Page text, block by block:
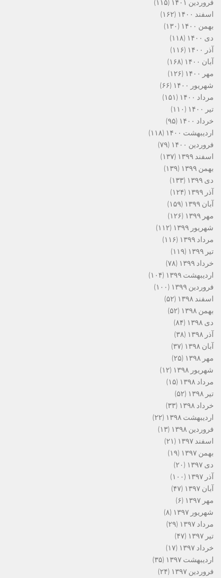
فروردین ۱۴۰۱
(۱۱۵)
اسفند ۱۴۰۰
(۱۶۲)
بهمن ۱۴۰۰
(۱۳۰)
دی ۱۴۰۰
(۱۱۸)
آذر ۱۴۰۰
(۱۱۶)
آبان ۱۴۰۰
(۱۶۸)
مهر ۱۴۰۰
(۱۲۶)
شهریور ۱۴۰۰
(۶۶)
مرداد ۱۴۰۰
(۱۵۱)
تیر ۱۴۰۰
(۱۱۰)
خرداد ۱۴۰۰
(۹۵)
اردیبهشت ۱۴۰۰
(۱۱۸)
فروردین ۱۴۰۰
(۷۹)
اسفند ۱۳۹۹
(۱۳۷)
بهمن ۱۳۹۹
(۱۳۹)
دی ۱۳۹۹
(۱۳۳)
آذر ۱۳۹۹
(۱۲۴)
آبان ۱۳۹۹
(۱۵۹)
مهر ۱۳۹۹
(۱۲۶)
شهریور ۱۳۹۹
(۱۱۲)
مرداد ۱۳۹۹
(۱۱۶)
تیر ۱۳۹۹
(۱۱۹)
خرداد ۱۳۹۹
(۷۸)
اردیبهشت ۱۳۹۹
(۱۰۴)
فروردین ۱۳۹۹
(۱۰۰)
اسفند ۱۳۹۸
(۵۲)
بهمن ۱۳۹۸
(۵۲)
دی ۱۳۹۸
(۸۴)
آذر ۱۳۹۸
(۳۸)
آبان ۱۳۹۸
(۳۷)
مهر ۱۳۹۸
(۲۵)
شهریور ۱۳۹۸
(۱۲)
مرداد ۱۳۹۸
(۱۵)
تیر ۱۳۹۸
(۵۲)
خرداد ۱۳۹۸
(۳۳)
اردیبهشت ۱۳۹۸
(۲۲)
فروردین ۱۳۹۸
(۱۳)
اسفند ۱۳۹۷
(۲۱)
بهمن ۱۳۹۷
(۱۹)
دی ۱۳۹۷
(۲۰)
آذر ۱۳۹۷
(۱۰۰)
آبان ۱۳۹۷
(۴۷)
مهر ۱۳۹۷
(۶)
شهریور ۱۳۹۷
(۸)
مرداد ۱۳۹۷
(۲۹)
تیر ۱۳۹۷
(۴۷)
خرداد ۱۳۹۷
(۱۷)
اردیبهشت ۱۳۹۷
(۳۵)
فروردین ۱۳۹۷
(۲۴)